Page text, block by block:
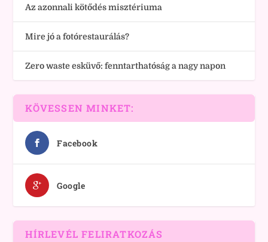
Az azonnali kötődés misztériuma
Mire jó a fotórestaurálás?
Zero waste esküvő: fenntarthatóság a nagy napon
KÖVESSEN MINKET:
Facebook
Google
HÍRLEVÉL FELIRATKOZÁS